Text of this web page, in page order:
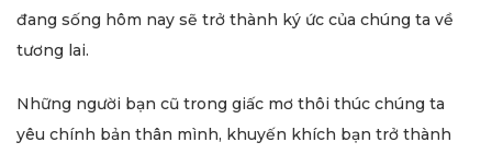
đang sống hôm nay sẽ trở thành ký ức của chúng ta về
tương lai.
Những người bạn cũ trong giấc mơ thôi thúc chúng ta
yêu chính bản thân mình, khuyến khích bạn trở thành